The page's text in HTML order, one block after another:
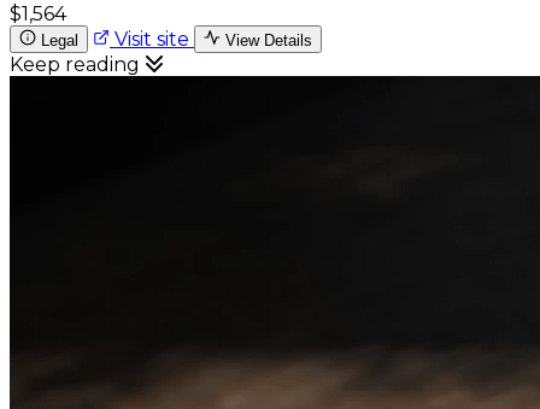
$1,564
Legal Visit site View Details
Keep reading